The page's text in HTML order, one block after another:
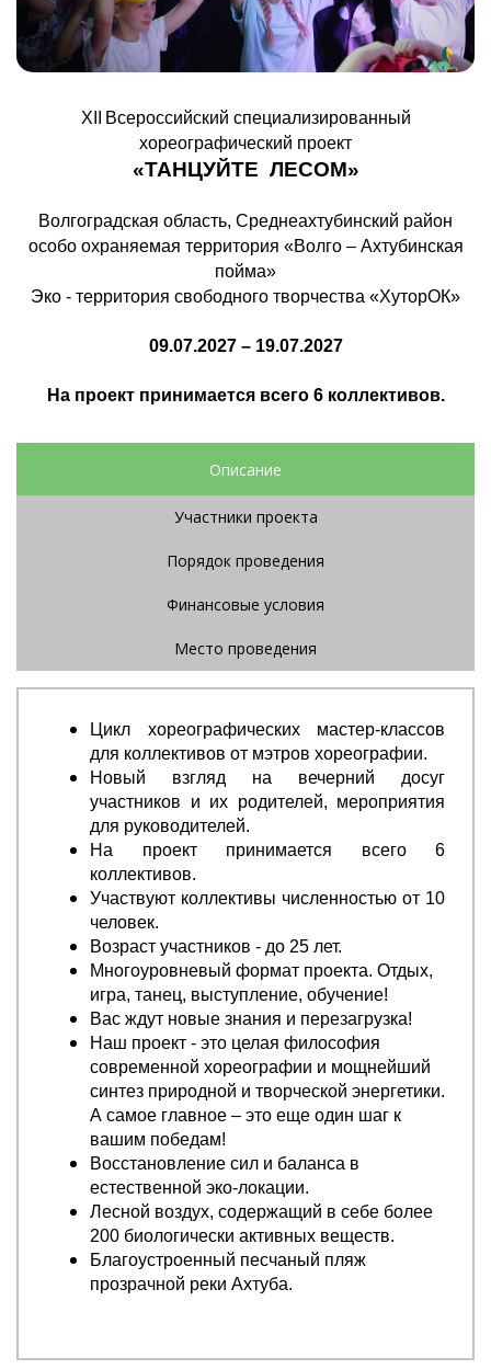
XII
Всероссийский специализированный
хореографический проект
«ТАНЦУЙТЕ ЛЕСОМ»
Волгоградская область, Среднеахтубинский район
особо охраняемая территория «Волго – Ахтубинская
пойма»
Эко - территория свободного творчества «ХуторОК»
09.07.2027 – 19.07.2027
На проект принимается всего 6 коллективов.
Описание
Участники проекта
Порядок проведения
Финансовые условия
Место проведения
Цикл хореографических мастер-классов
для коллективов от мэтров хореографии.
Новый взгляд на вечерний досуг
участников и их родителей, мероприятия
для руководителей.
На проект принимается всего 6
коллективов.
Участвуют коллективы численностью от 10
человек.
Возраст участников - до 25 лет.
Многоуровневый формат проекта. Отдых,
игра, танец, выступление, обучение!
Вас ждут новые знания и перезагрузка!
Наш проект - это целая философия
современной хореографии и мощнейший
синтез природной и творческой энергетики.
А самое главное – это еще один шаг к
вашим победам!
Восстановление сил и баланса в
естественной эко-локации.
Лесной воздух, содержащий в себе более
200 биологически активных веществ.
Благоустроенный песчаный пляж
прозрачной реки Ахтуба.